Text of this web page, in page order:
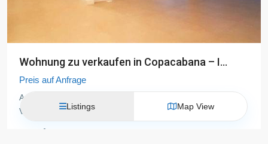
Wohnung zu verkaufen in Copacabana – I...
Preis auf Anfrage
Ausgezeichnete renovierte, sehr geräumige Wohnung zum
Verkauf in Copacabana - ID 873.Diese ...
Listings Map View